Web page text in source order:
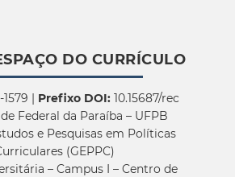
DO CURRÍCULO
| Prefixo DOI:10.15687/rec
Federal da Paraíba – UFPB
e Pesquisas em Políticas
(GEPPC)
– Campus I – Centro de